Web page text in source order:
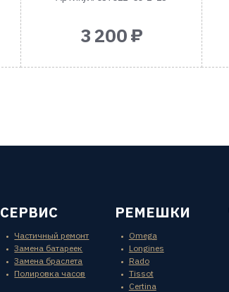
3 200 ₽
СЕРВИС
Частичный ремонт
Замена батареек
Замена браслета
Полировка часов
РЕМЕШКИ
Omega
Longines
Rado
Tissot
Certina